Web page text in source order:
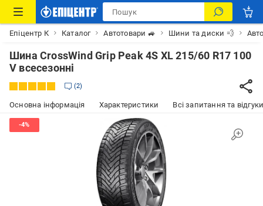
Епіцентр К Каталог Автотовари 🚙 Шини та диски 💨
Шина CrossWind Grip Peak 4S XL 215/60 R17 100
V всесезонні
2
Основна інформація Характеристики Всі запитання та